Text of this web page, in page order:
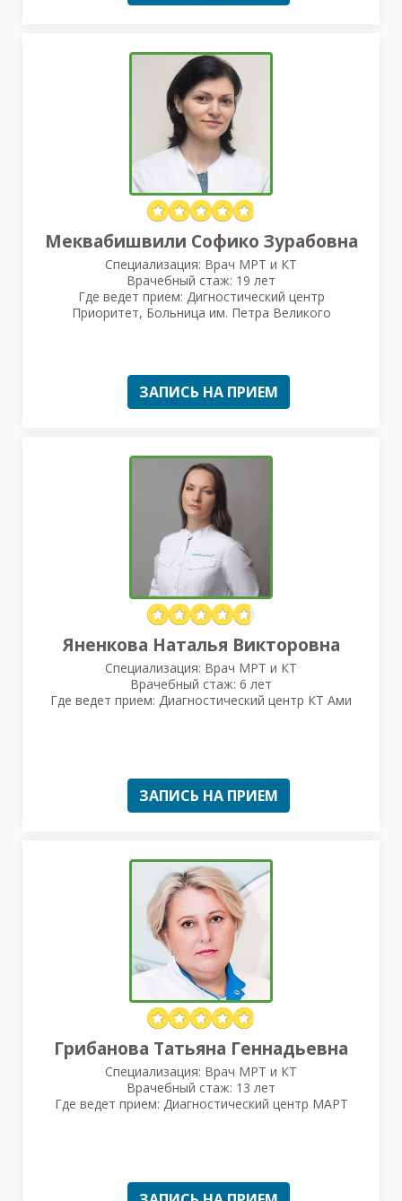
Меквабишвили Софико Зурабовна
Специализация: Врач МРТ и КТ
Врачебный стаж: 19 лет
Где ведет прием: Дигностический центр
Приоритет, Больница им. Петра Великого
ЗАПИСЬ НА ПРИЕМ
Яненкова Наталья Викторовна
Специализация: Врач МРТ и КТ
Врачебный стаж: 6 лет
Где ведет прием: Диагностический центр КТ Ами
ЗАПИСЬ НА ПРИЕМ
Грибанова Татьяна Геннадьевна
Специализация: Врач МРТ и КТ
Врачебный стаж: 13 лет
Где ведет прием: Диагностический центр МАРТ